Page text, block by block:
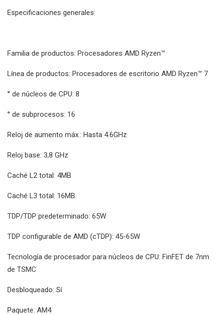
Especificaciones generales:
Familia de productos: Procesadores AMD Ryzen™
Línea de productos: Procesadores de escritorio AMD Ryzen™ 7
° de núcleos de CPU: 8
° de subprocesos: 16
Reloj de aumento máx.: Hasta 4.6GHz
Reloj base: 3,8 GHz
Caché L2 total: 4MB
Caché L3 total: 16MB
TDP/TDP predeterminado: 65W
TDP configurable de AMD (cTDP): 45-65W
Tecnología de procesador para núcleos de CPU: FinFET de 7nm
de TSMC
Desbloqueado: Sí
Paquete: AM4